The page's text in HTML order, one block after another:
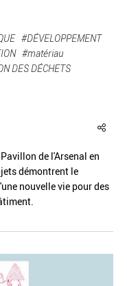
avancée
#DÉVELOPPEMENT
#matériau
DES DÉCHETS
de l'Arsenal en
démontrent le
nouvelle vie pour des